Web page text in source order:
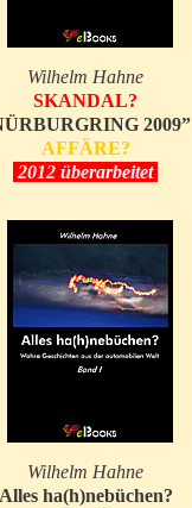
Wilhelm Hahne
SKANDAL?
2009”
AFFÄRE?
2012 überarbeitet
Wilhelm Hahne
Alles ha(h)nebüchen?